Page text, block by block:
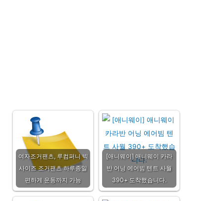
여자조거팬츠, 루컴퍼니 빅
사이즈 조거팬츠 하루종일
편하게 운동까지 가능
[애니웨이] 애니웨이 카라
반 어닝 에어빔 텐트 사월
390+ 도착했습니다.